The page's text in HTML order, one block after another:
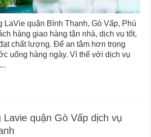
quận Bình Thạnh, Gò Vấp, Phú
hàng giao hàng tận nhà, dịch vụ tốt,
chất lượng. Để an tâm hơn trong
uống hàng ngày. Vì thế với dịch vụ
quận Gò Vấp dịch vụ